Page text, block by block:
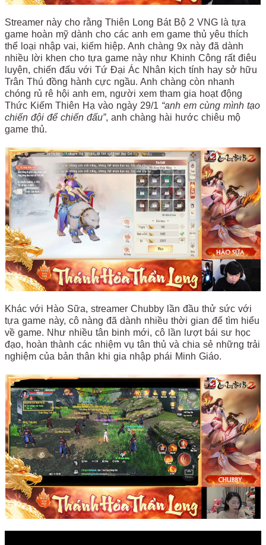
Streamer này cho rằng Thiên Long Bát Bộ 2 VNG là tựa
game hoàn mỹ dành cho các anh em game thủ yêu thích
thể loại nhập vai, kiếm hiệp. Anh chàng 9x này đã dành
nhiều lời khen cho tựa game này như Khinh Công rất điêu
luyện, chiến đấu với Tứ Đại Ác Nhân kịch tính hay sở hữu
Trân Thú đồng hành cực ngầu. Anh chàng còn nhanh
chóng rủ rê hội anh em, người xem tham gia hoạt động
Thức Kiếm Thiên Hạ vào ngày 29/1 “anh em cùng mình tạo
chiến đội để chiến đấu”, anh chàng hài hước chiêu mộ
game thủ.
Khác với Hào Sữa, streamer Chubby lần đầu thử sức với
tựa game này, cô nàng đã dành nhiều thời gian để tìm hiểu
về game. Như nhiều tân binh mới, cô lần lượt bái sư học
đạo, hoàn thành các nhiệm vụ tân thủ và chia sẻ những trải
nghiệm của bản thân khi gia nhập phái Minh Giáo.